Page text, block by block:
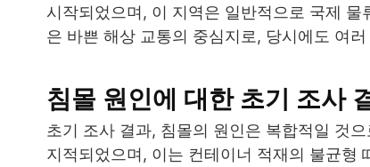
시작되었으며, 이 지역은 일반적으로 국제
은 바쁜 해상 교통의 중심지로, 당시에도 여
침몰 원인에 대한 초기 조사
초기 조사 결과, 침몰의 원인은 복합적일 것
지적되었으며, 이는 컨테이너 적재의 불균형